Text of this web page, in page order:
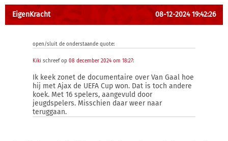
EigenKracht 08-12-2024 19:42:26
open/sluit de onderstaande quote:
Kiki schreef op 08 december 2024 om 18:27:
Ik keek zonet de documentaire over Van Gaal hoe
hij met Ajax de UEFA Cup won. Dat is toch andere
koek. Met 16 spelers, aangevuld door
jeugdspelers. Misschien daar weer naar
teruggaan.